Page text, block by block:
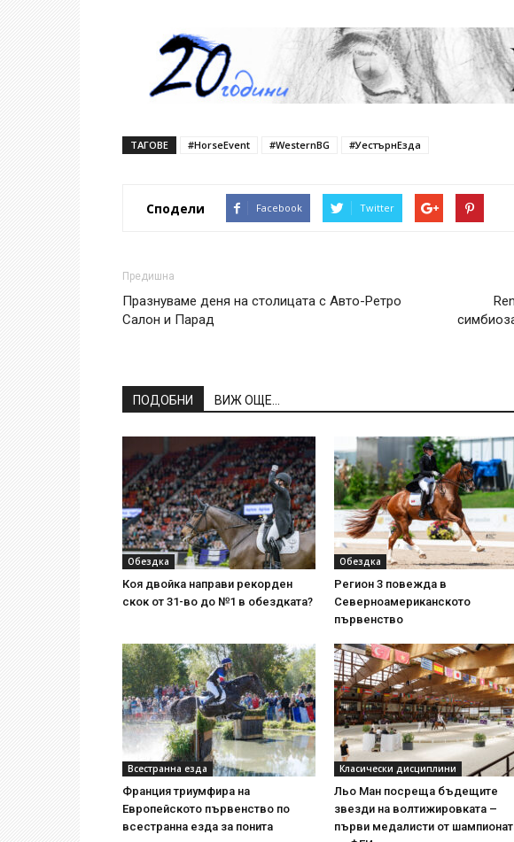
ТАГОВЕ #HorseEvent #WesternBG #УестърнЕзда
Сподели Facebook Twitter
Предишна
Празнуваме деня на столицата с Авто-Ретро
Салон и Парад
ПОДОБНИ ВИЖ ОЩЕ...
Обездка
Коя двойка направи рекорден
скок от 31-во до №1 в обездката?
Обездка
Регион 3 повежда в
Северноамериканското
първенство
Всестранна езда
Франция триумфира на
Европейското първенство по
всестранна езда за понита
Класически дисциплини
Льо Ман посреща бъдещите
звезди на волтижировката –
първи медалисти от